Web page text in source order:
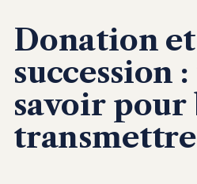
Donation et
succession
savoir pour
transmettre